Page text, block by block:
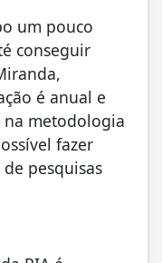
um pouco
conseguir
é anual e
na metodologia
fazer
pesquisas